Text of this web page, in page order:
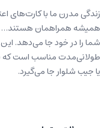
زندگی مدرن ما با کارت‌های
همیشه همراهمان هستند…
شما را در خود جا می‌دهد.
طولانی‌مدت مناسب است که
یا جیب شلوار جا می‌گیرد.